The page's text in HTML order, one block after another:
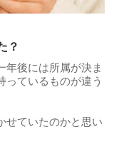
？
年後には所属が決ま
っているものが違う
せていたのかと思い